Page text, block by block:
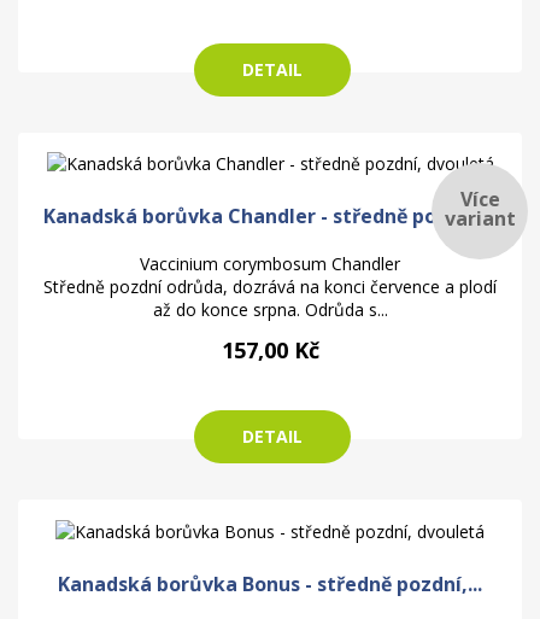
DETAIL
Kanadská borůvka Chandler - středně pozdní,...
Vaccinium corymbosum Chandler
Středně pozdní odrůda, dozrává na konci července a plodí
až do konce srpna. Odrůda s...
157,00 Kč
DETAIL
Více
variant
Kanadská borůvka Bonus - středně pozdní,...